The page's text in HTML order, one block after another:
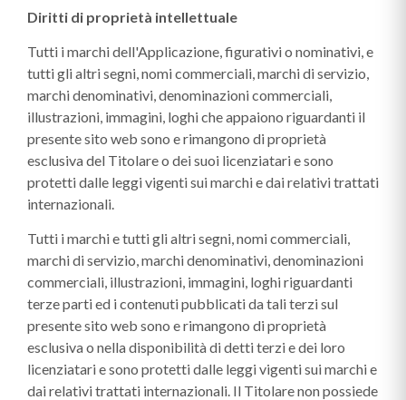
Diritti di proprietà intellettuale
Tutti i marchi dell'Applicazione, figurativi o nominativi, e
tutti gli altri segni, nomi commerciali, marchi di servizio,
marchi denominativi, denominazioni commerciali,
illustrazioni, immagini, loghi che appaiono riguardanti il
presente sito web sono e rimangono di proprietà
esclusiva del Titolare o dei suoi licenziatari e sono
protetti dalle leggi vigenti sui marchi e dai relativi trattati
internazionali.
Tutti i marchi e tutti gli altri segni, nomi commerciali,
marchi di servizio, marchi denominativi, denominazioni
commerciali, illustrazioni, immagini, loghi riguardanti
terze parti ed i contenuti pubblicati da tali terzi sul
presente sito web sono e rimangono di proprietà
esclusiva o nella disponibilità di detti terzi e dei loro
licenziatari e sono protetti dalle leggi vigenti sui marchi e
dai relativi trattati internazionali. Il Titolare non possiede